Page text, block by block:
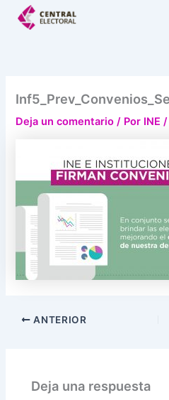
Deja un comentario / Por INE
ANTERIOR
Deja una respuesta